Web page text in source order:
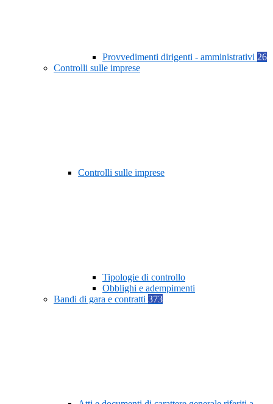
Provvedimenti dirigenti - amministrativi 26
Controlli sulle imprese
Controlli sulle imprese
Tipologie di controllo
Obblighi e adempimenti
Bandi di gara e contratti 373